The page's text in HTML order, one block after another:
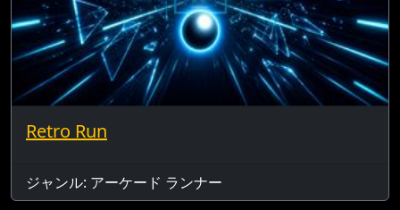
Retro Run
ジャンル: アーケード ランナー